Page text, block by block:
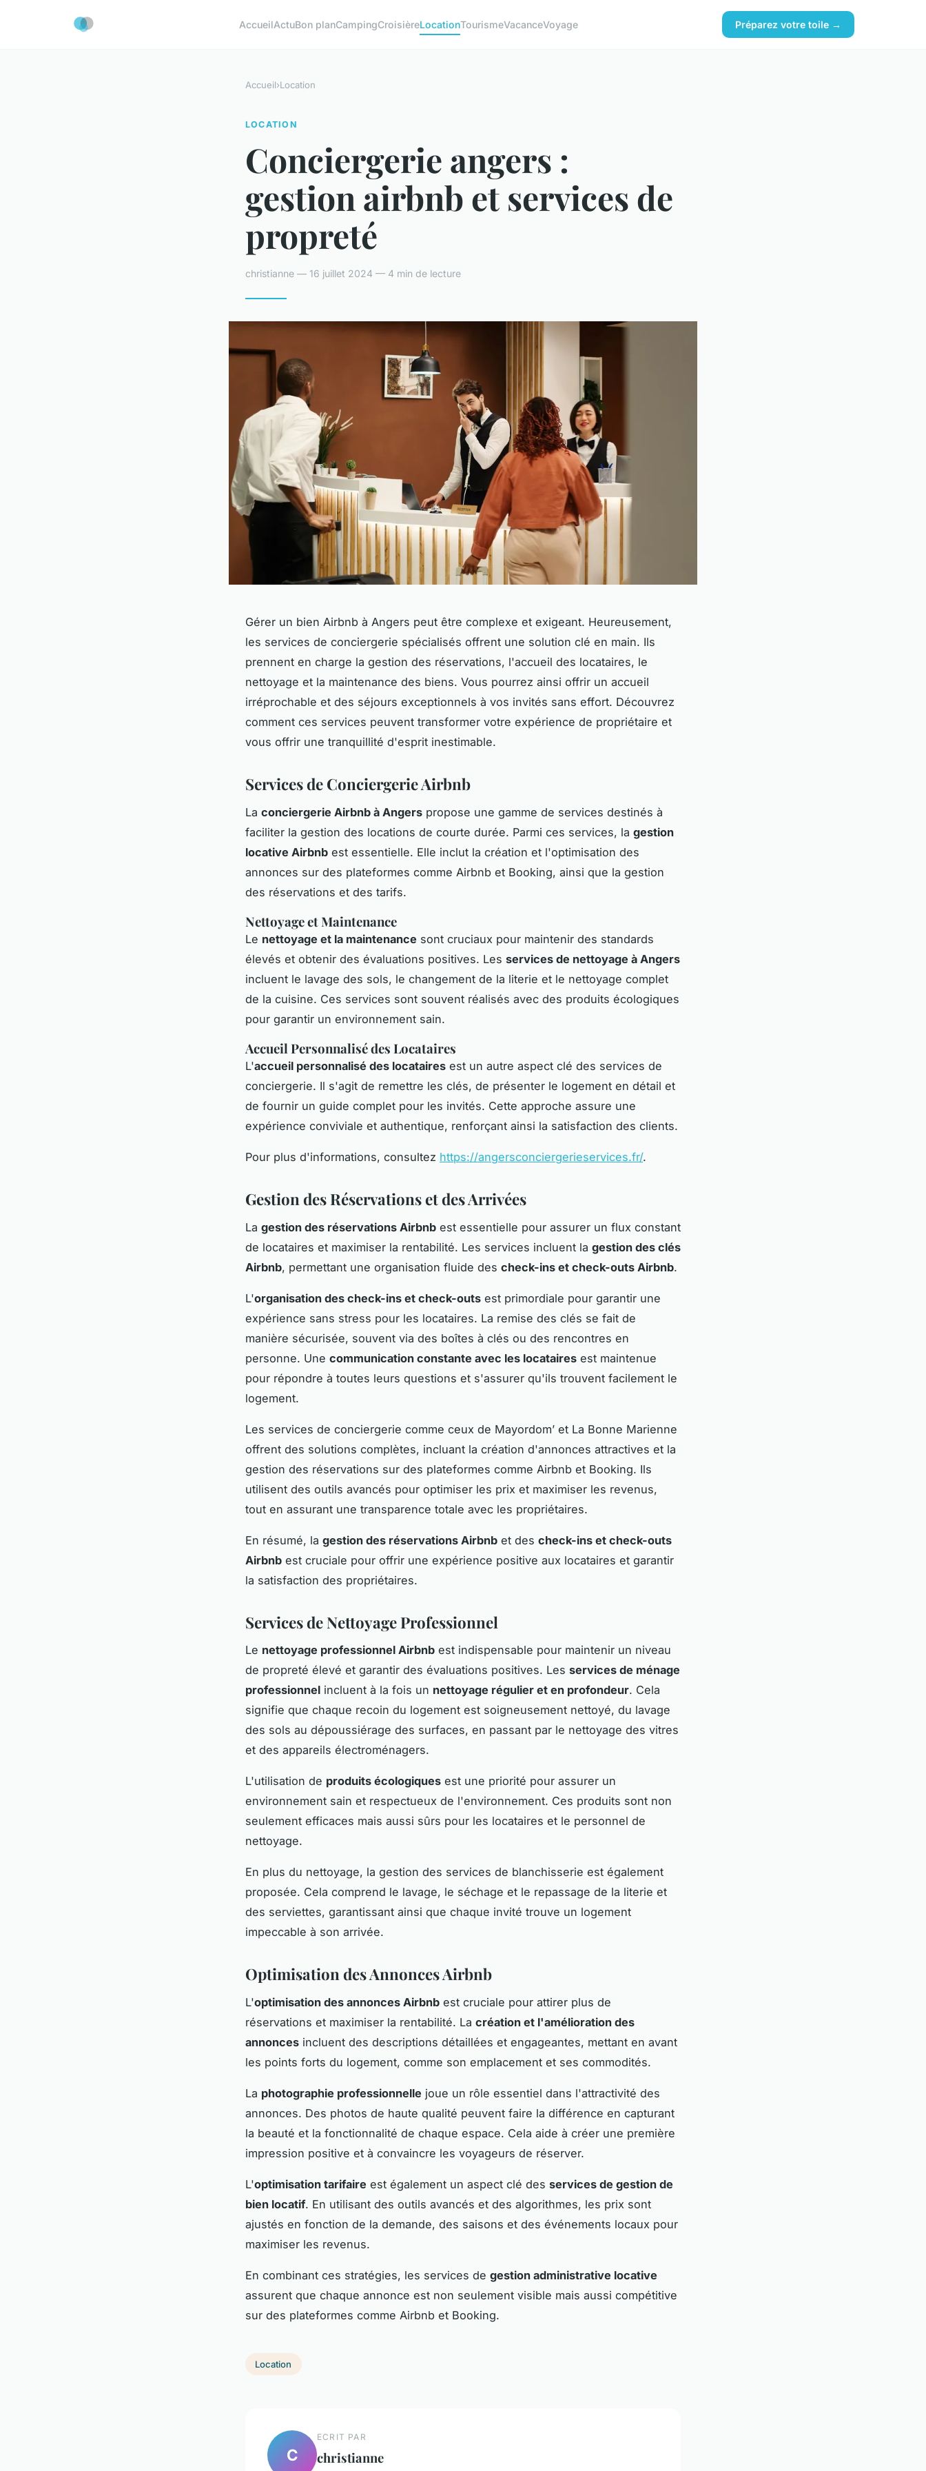
AccueilActuBon planCampingCroisièreLocationTourismeVacanceVoyage Préparez votre toile →
Accueil›Location
LOCATION
Conciergerie angers :
gestion airbnb et services de
propreté
christianne — 16 juillet 2024 — 4 min de lecture
Gérer un bien Airbnb à Angers peut être complexe et exigeant. Heureusement,
les services de conciergerie spécialisés offrent une solution clé en main. Ils
prennent en charge la gestion des réservations, l'accueil des locataires, le
nettoyage et la maintenance des biens. Vous pourrez ainsi offrir un accueil
irréprochable et des séjours exceptionnels à vos invités sans effort. Découvrez
comment ces services peuvent transformer votre expérience de propriétaire et
vous offrir une tranquillité d'esprit inestimable.
Services de Conciergerie Airbnb
La conciergerie Airbnb à Angers propose une gamme de services destinés à
faciliter la gestion des locations de courte durée. Parmi ces services, la gestion
locative Airbnb est essentielle. Elle inclut la création et l'optimisation des
annonces sur des plateformes comme Airbnb et Booking, ainsi que la gestion
des réservations et des tarifs.
Nettoyage et Maintenance
Le nettoyage et la maintenance sont cruciaux pour maintenir des standards
élevés et obtenir des évaluations positives. Les services de nettoyage à Angers
incluent le lavage des sols, le changement de la literie et le nettoyage complet
de la cuisine. Ces services sont souvent réalisés avec des produits écologiques
pour garantir un environnement sain.
Accueil Personnalisé des Locataires
L'accueil personnalisé des locataires est un autre aspect clé des services de
conciergerie. Il s'agit de remettre les clés, de présenter le logement en détail et
de fournir un guide complet pour les invités. Cette approche assure une
expérience conviviale et authentique, renforçant ainsi la satisfaction des clients.
Pour plus d'informations, consultez https://angersconciergerieservices.fr/.
Gestion des Réservations et des Arrivées
La gestion des réservations Airbnb est essentielle pour assurer un flux constant
de locataires et maximiser la rentabilité. Les services incluent la gestion des clés
Airbnb, permettant une organisation fluide des check-ins et check-outs Airbnb.
L'organisation des check-ins et check-outs est primordiale pour garantir une
expérience sans stress pour les locataires. La remise des clés se fait de
manière sécurisée, souvent via des boîtes à clés ou des rencontres en
personne. Une communication constante avec les locataires est maintenue
pour répondre à toutes leurs questions et s'assurer qu'ils trouvent facilement le
logement.
Les services de conciergerie comme ceux de Mayordom’ et La Bonne Marienne
offrent des solutions complètes, incluant la création d'annonces attractives et la
gestion des réservations sur des plateformes comme Airbnb et Booking. Ils
utilisent des outils avancés pour optimiser les prix et maximiser les revenus,
tout en assurant une transparence totale avec les propriétaires.
En résumé, la gestion des réservations Airbnb et des check-ins et check-outs
Airbnb est cruciale pour offrir une expérience positive aux locataires et garantir
la satisfaction des propriétaires.
Services de Nettoyage Professionnel
Le nettoyage professionnel Airbnb est indispensable pour maintenir un niveau
de propreté élevé et garantir des évaluations positives. Les services de ménage
professionnel incluent à la fois un nettoyage régulier et en profondeur. Cela
signifie que chaque recoin du logement est soigneusement nettoyé, du lavage
des sols au dépoussiérage des surfaces, en passant par le nettoyage des vitres
et des appareils électroménagers.
L'utilisation de produits écologiques est une priorité pour assurer un
environnement sain et respectueux de l'environnement. Ces produits sont non
seulement efficaces mais aussi sûrs pour les locataires et le personnel de
nettoyage.
En plus du nettoyage, la gestion des services de blanchisserie est également
proposée. Cela comprend le lavage, le séchage et le repassage de la literie et
des serviettes, garantissant ainsi que chaque invité trouve un logement
impeccable à son arrivée.
Optimisation des Annonces Airbnb
L'optimisation des annonces Airbnb est cruciale pour attirer plus de
réservations et maximiser la rentabilité. La création et l'amélioration des
annonces incluent des descriptions détaillées et engageantes, mettant en avant
les points forts du logement, comme son emplacement et ses commodités.
La photographie professionnelle joue un rôle essentiel dans l'attractivité des
annonces. Des photos de haute qualité peuvent faire la différence en capturant
la beauté et la fonctionnalité de chaque espace. Cela aide à créer une première
impression positive et à convaincre les voyageurs de réserver.
L'optimisation tarifaire est également un aspect clé des services de gestion de
bien locatif. En utilisant des outils avancés et des algorithmes, les prix sont
ajustés en fonction de la demande, des saisons et des événements locaux pour
maximiser les revenus.
En combinant ces stratégies, les services de gestion administrative locative
assurent que chaque annonce est non seulement visible mais aussi compétitive
sur des plateformes comme Airbnb et Booking.
Location
C
ECRIT PAR
christianne